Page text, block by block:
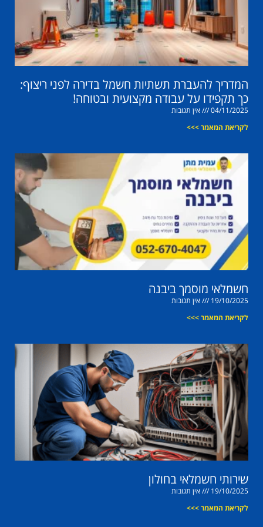
המדריך להעברת תשתיות חשמל בדירה לפני ריצוף:
כך תקפידו על עבודה מקצועית ובטוחה!
04/11/2025
אין תגובות
לקריאת המאמר >>>
חשמלאי מוסמך ביבנה
19/10/2025
אין תגובות
לקריאת המאמר >>>
שירותי חשמלאי בחולון
19/10/2025
אין תגובות
לקריאת המאמר >>>